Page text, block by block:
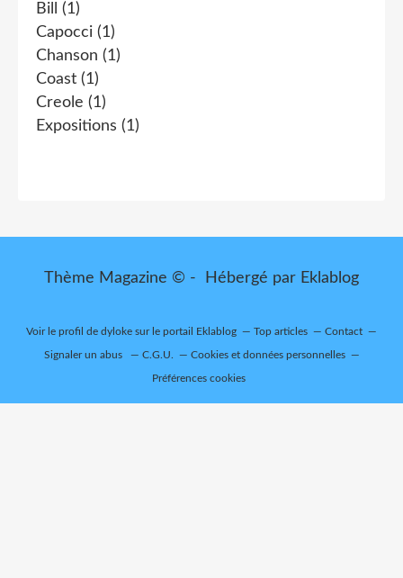
Bill
(1)
Capocci (1)
Chanson (1)
Coast (1)
Creole (1)
Expositions (1)
Thème Magazine © - Hébergé par Eklablog
Voir le profil de dyloke sur le portail Eklablog Top articles Contact
Signaler un abus C.G.U. Cookies et données personnelles
Préférences cookies